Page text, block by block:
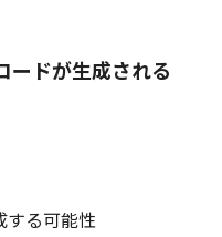
ドが生成される
する可能性